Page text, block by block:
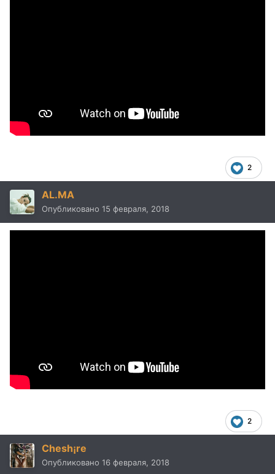
2
AL.MA
Опубликовано 15 февраля, 2018
2
Chesh¡re
Опубликовано 16 февраля, 2018